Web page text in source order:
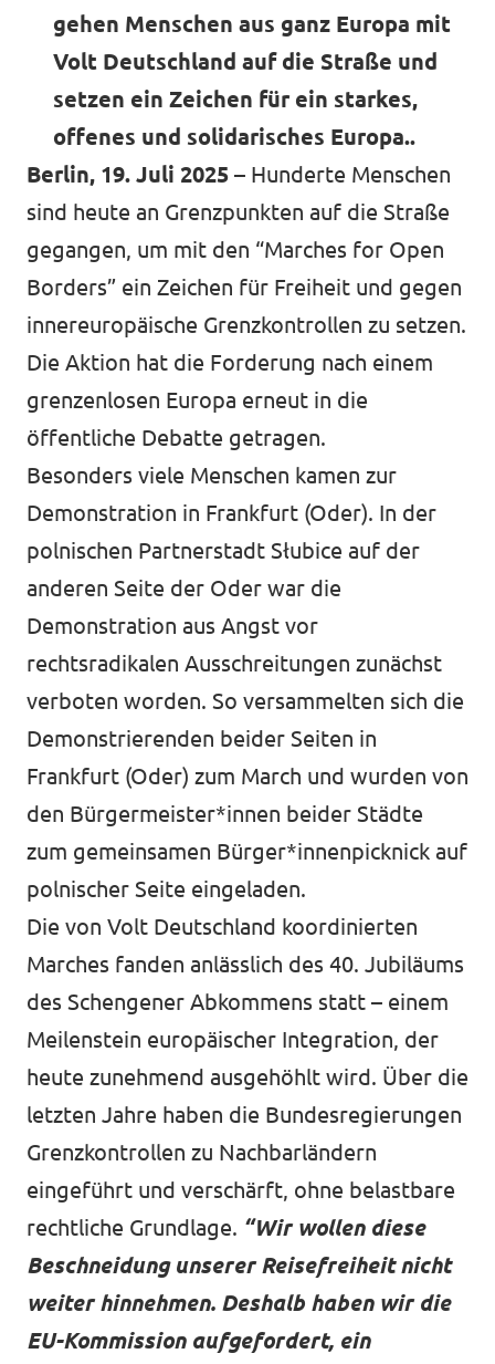
gehen Menschen aus ganz Europa mit
Volt Deutschland auf die Straße und
setzen ein Zeichen für ein starkes,
offenes und solidarisches Europa..
Berlin, 19. Juli 2025 – Hunderte Menschen
sind heute an Grenzpunkten auf die Straße
gegangen, um mit den “Marches for Open
Borders” ein Zeichen für Freiheit und gegen
innereuropäische Grenzkontrollen zu setzen.
Die Aktion hat die Forderung nach einem
grenzenlosen Europa erneut in die
öffentliche Debatte getragen.
Besonders viele Menschen kamen zur
Demonstration in Frankfurt (Oder). In der
polnischen Partnerstadt Słubice auf der
anderen Seite der Oder war die
Demonstration aus Angst vor
rechtsradikalen Ausschreitungen zunächst
verboten worden. So versammelten sich die
Demonstrierenden beider Seiten in
Frankfurt (Oder) zum March und wurden von
den Bürgermeister*innen beider Städte
zum gemeinsamen Bürger*innenpicknick auf
polnischer Seite eingeladen.
Die von Volt Deutschland koordinierten
Marches fanden anlässlich des 40. Jubiläums
des Schengener Abkommens statt – einem
Meilenstein europäischer Integration, der
heute zunehmend ausgehöhlt wird. Über die
letzten Jahre haben die Bundesregierungen
Grenzkontrollen zu Nachbarländern
eingeführt und verschärft, ohne belastbare
rechtliche Grundlage. “Wir wollen diese
Beschneidung unserer Reisefreiheit nicht
weiter hinnehmen. Deshalb haben wir die
EU-Kommission aufgefordert, ein